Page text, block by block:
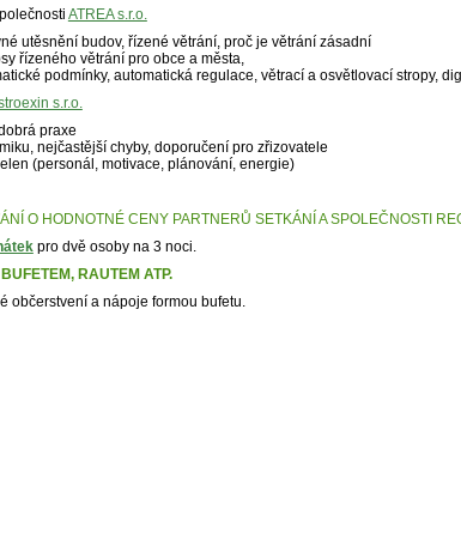
ATREA s.r.o.
utěsnění budov, řízené větrání, proč je větrání zásadní
řízeného větrání pro obce a města,
podmínky, automatická regulace, větrací a osvětlovací stropy,
s.r.o.
praxe
nejčastější chyby, doporučení pro zřizovatele
(personál, motivace, plánování, energie)
O HODNOTNÉ CENY PARTNERŮ SETKÁNÍ A SPOLEČNOSTI
pro dvě osoby na 3 noci.
RAUTEM ATP.
občerstvení a nápoje formou bufetu.